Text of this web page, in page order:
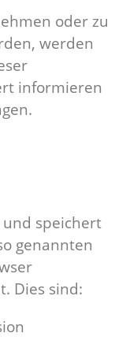
oder zu
werden
informieren
speichert
genannten
Dies sind: